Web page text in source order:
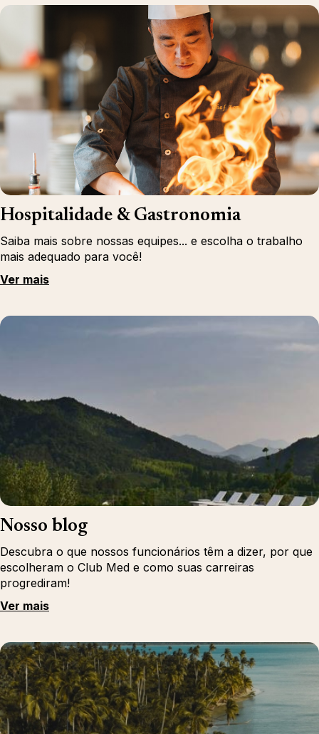
Hospitalidade & Gastronomia
Saiba mais sobre nossas equipes... e escolha o trabalho
mais adequado para você!
Ver mais
Nosso blog
Descubra o que nossos funcionários têm a dizer, por que
escolheram o Club Med e como suas carreiras
progrediram!
Ver mais